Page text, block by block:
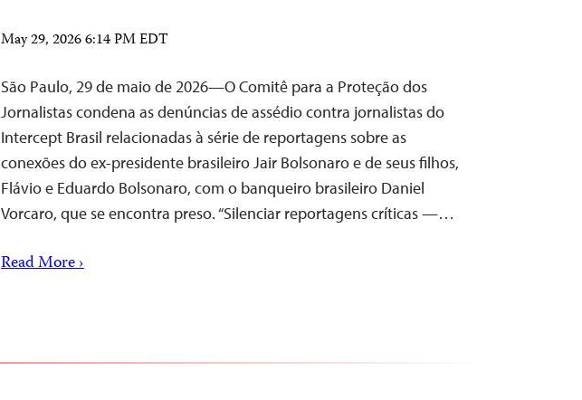
May 29, 2026 6:14 PM EDT
São Paulo, 29 de maio de 2026—O Comitê para a Proteção dos
Jornalistas condena as denúncias de assédio contra jornalistas do
Intercept Brasil relacionadas à série de reportagens sobre as
conexões do ex-presidente brasileiro Jair Bolsonaro e de seus filhos,
Flávio e Eduardo Bolsonaro, com o banqueiro brasileiro Daniel
Vorcaro, que se encontra preso. “Silenciar reportagens críticas —…
Read More ›